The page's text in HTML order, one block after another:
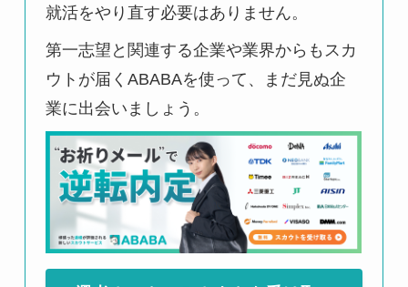
就活をやり直す必要はありません。
第一志望と関連する企業や業界からもスカ
ウトが届くABABAを使って、まだ見ぬ企
業に出会いましょう。